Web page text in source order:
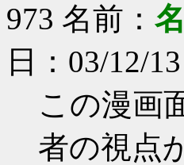
973 名前：
日：03/12/
この漫画
者の視点